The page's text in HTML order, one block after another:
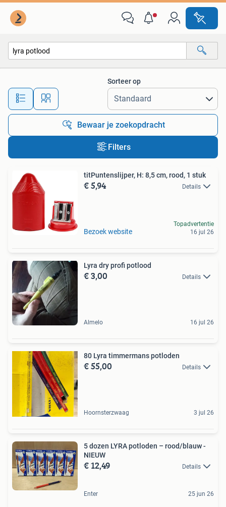
Alle afstanden…
Sorteer op
Bewaar je zoekopdracht
Filters
titPuntenslijper, H: 8,5 cm, rood, 1 stuk
€ 5,94 Details
Bezoek website
Topadvertentie
16 jul 26
Lyra dry profi potlood
€ 3,00 Details
Almelo 16 jul 26
80 Lyra timmermans potloden
€ 55,00 Details
Hoornsterzwaag 3 jul 26
5 dozen LYRA potloden – rood/blauw -
NIEUW
€ 12,49 Details
Enter 25 jun 26